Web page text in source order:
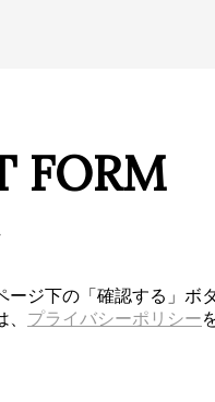
FORM
ジ下の「確認する」ボ
プライバシーポリシー